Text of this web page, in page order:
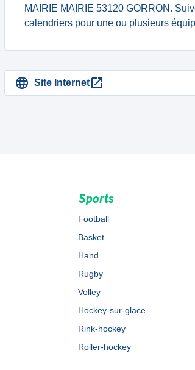
MAIRIE MAIRIE 53120 GORRON.
calendriers pour une ou plusieurs
Site Internet
Sports
Football
Basket
Hand
Rugby
Volley
Hockey-sur-glace
Rink-hockey
Roller-hockey